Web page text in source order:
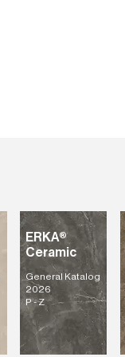
ERKA®
Ceramic
General Katalog
2026
P - Z